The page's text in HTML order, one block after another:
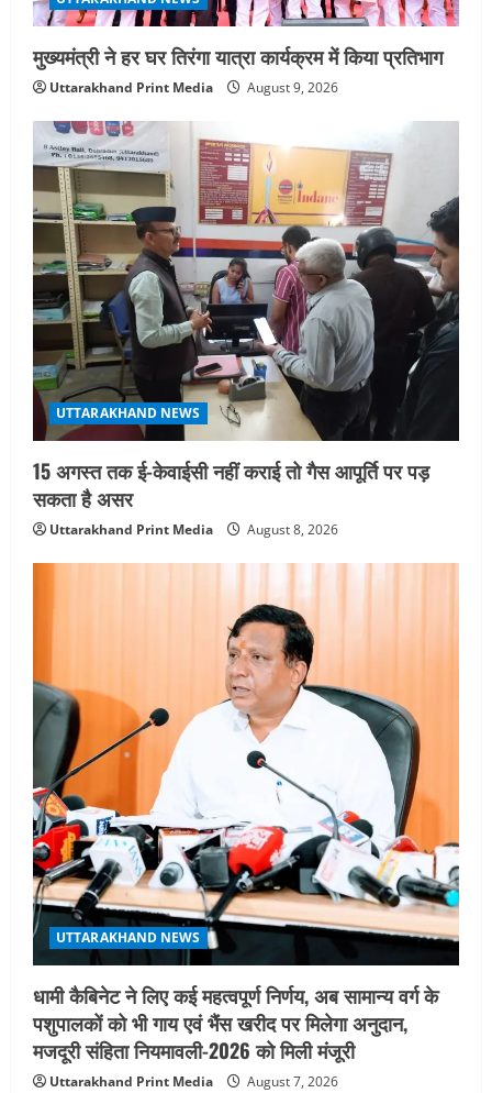
n
मुख्यमंत्री ने हर घर तिरंगा यात्रा कार्यक्रम में किया प्रतिभाग
Uttarakhand Print Media August 9, 2026
UTTARAKHAND NEWS
15 अगस्त तक ई-केवाईसी नहीं कराई तो गैस आपूर्ति पर पड़
सकता है असर
Uttarakhand Print Media August 8, 2026
UTTARAKHAND NEWS
धामी कैबिनेट ने लिए कई महत्वपूर्ण निर्णय, अब सामान्य वर्ग के
पशुपालकों को भी गाय एवं भैंस खरीद पर मिलेगा अनुदान,
मजदूरी संहिता नियमावली-2026 को मिली मंजूरी
Uttarakhand Print Media August 7, 2026